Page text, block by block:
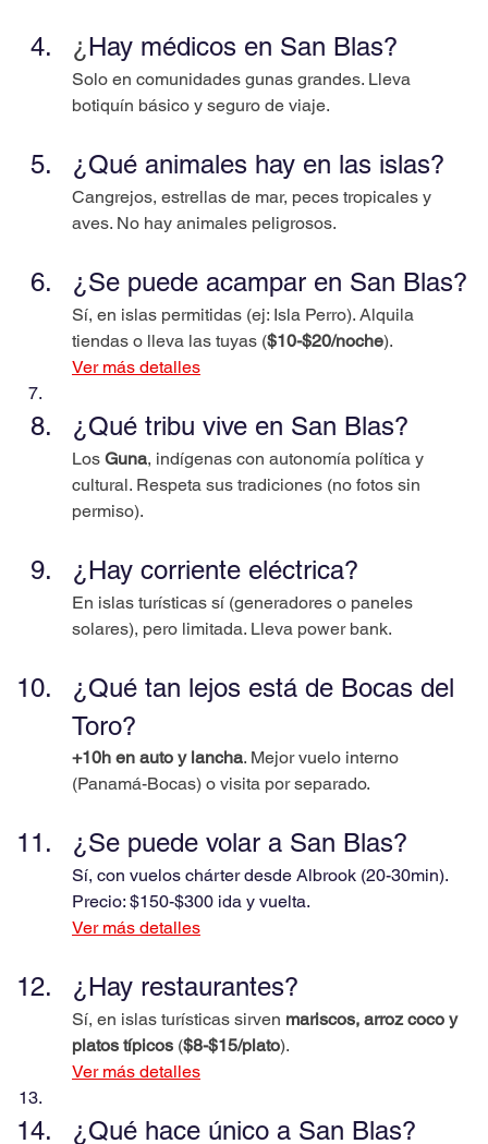
¿ Hay médicos en San Blas?
Solo en comunidades gunas grandes. Lleva
botiquín básico y seguro de viaje.
¿Qué animales hay en las islas?
Cangrejos, estrellas de mar, peces tropicales y
aves. No hay animales peligrosos.
¿Se puede acampar en San Blas?
Sí, en islas permitidas (ej: Isla Perro). Alquila
tiendas o lleva las tuyas ($10-$20/noche).
Ver más detalles
¿Qué tribu vive en San Blas?
Los Guna, indígenas con autonomía política y
cultural. Respeta sus tradiciones (no fotos sin
permiso).
¿Hay corriente eléctrica?
En islas turísticas sí (generadores o paneles
solares), pero limitada. Lleva power bank.
¿Qué tan lejos está de Bocas del
Toro?
+10h en auto y lancha. Mejor vuelo interno
(Panamá-Bocas) o visita por separado.
¿Se puede volar a San Blas?
Sí, con vuelos chárter desde Albrook (20-30min).
Precio: $150-$300 ida y vuelta.
Ver más detalles
¿Hay restaurantes?
Sí, en islas turísticas sirven mariscos, arroz coco y
platos típicos ($8-$15/plato).
Ver más detalles
¿Qué hace único a San Blas?